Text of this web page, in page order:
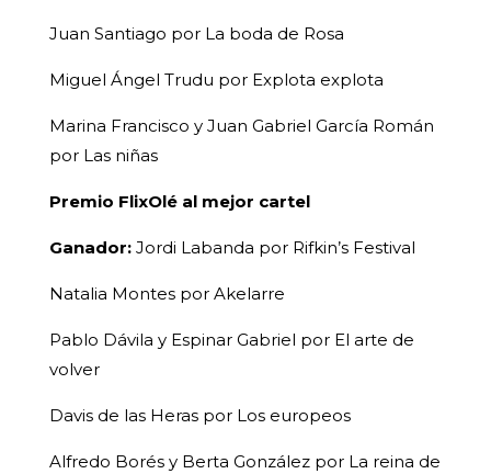
Juan Santiago por La boda de Rosa
Miguel Ángel Trudu por Explota explota
Marina Francisco y Juan Gabriel García Román
por Las niñas
Premio FlixOlé al mejor cartel
Ganador:Jordi Labanda por Rifkin’s Festival
Natalia Montes por Akelarre
Pablo Dávila y Espinar Gabriel por El arte de
volver
Davis de las Heras por Los europeos
Alfredo Borés y Berta González por La reina de